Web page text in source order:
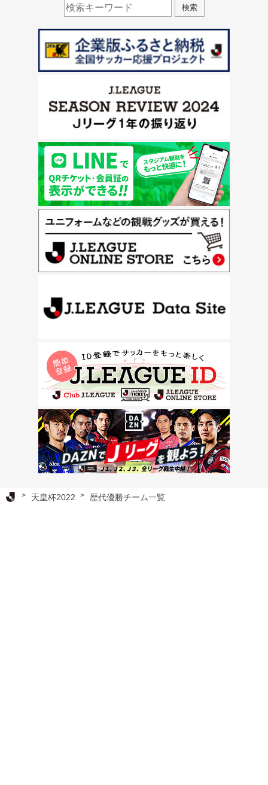
検索
Ｊリーグ TOP
天皇杯2022 歴代優勝チーム一覧